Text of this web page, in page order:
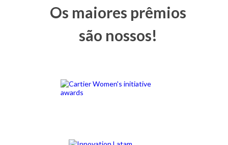
Os maiores prêmios
são nossos!